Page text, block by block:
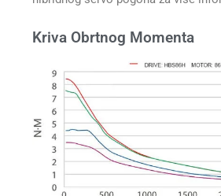
Kriva Obrtnog Momenta